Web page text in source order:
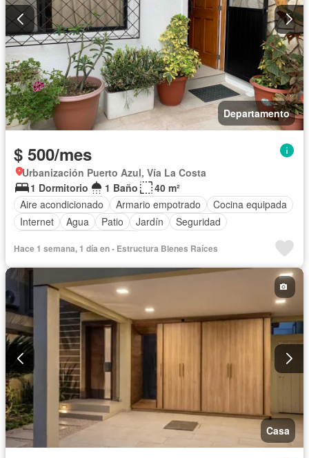
Departamento
$ 500/mes
Urbanización Puerto Azul, Vía La Costa
1 Dormitorio
1 Baño
40 m²
Aire acondicionado
Armario empotrado
Cocina equipada
Internet
Agua Patio Jardín
Seguridad
Hace 1 semana, 1 día en - Estructura Bienes Raíces
Casa